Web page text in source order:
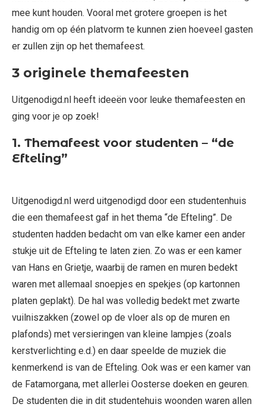
mee kunt houden. Vooral met grotere groepen is het
handig om op één platvorm te kunnen zien hoeveel gasten
er zullen zijn op het themafeest.
3 originele themafeesten
Uitgenodigd.nl heeft ideeën voor leuke themafeesten en
ging voor je op zoek!
1. Themafeest voor studenten – “de
Efteling”
Uitgenodigd.nl werd uitgenodigd door een studentenhuis
die een themafeest gaf in het thema “de Efteling”. De
studenten hadden bedacht om van elke kamer een ander
stukje uit de Efteling te laten zien. Zo was er een kamer
van Hans en Grietje, waarbij de ramen en muren bedekt
waren met allemaal snoepjes en spekjes (op kartonnen
platen geplakt). De hal was volledig bedekt met zwarte
vuilniszakken (zowel op de vloer als op de muren en
plafonds) met versieringen van kleine lampjes (zoals
kerstverlichting e.d.) en daar speelde de muziek die
kenmerkend is van de Efteling. Ook was er een kamer van
de Fatamorgana, met allerlei Oosterse doeken en geuren.
De studenten die in dit studentehuis woonden waren allen